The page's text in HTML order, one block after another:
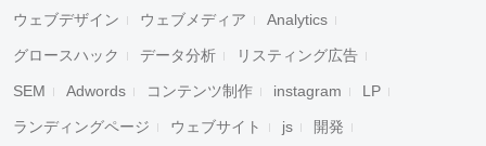
ウェブデザイン ウェブメディア Analytics
グロースハック データ分析 リスティング広告
SEM Adwords コンテンツ制作 instagram LP
ランディングページ ウェブサイト js 開発